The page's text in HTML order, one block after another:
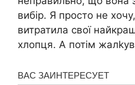
вибір. Я просто не
витратила свої
хлопця. А потім